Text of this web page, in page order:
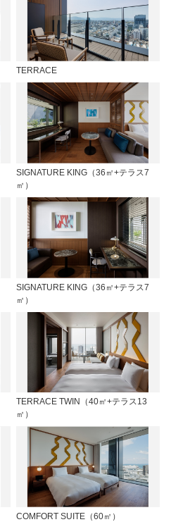
TERRACE
SIGNATURE KING（36㎡+テラス7
㎡）
SIGNATURE KING（36㎡+テラス7
㎡）
TERRACE TWIN（40㎡+テラス13
㎡）
COMFORT SUITE（60㎡）